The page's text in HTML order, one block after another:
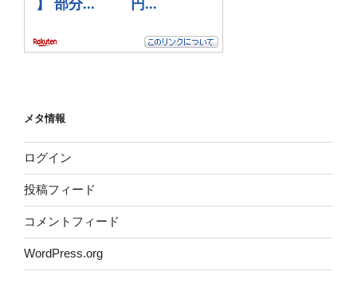
メタ情報
ログイン
投稿フィード
コメントフィード
WordPress.org